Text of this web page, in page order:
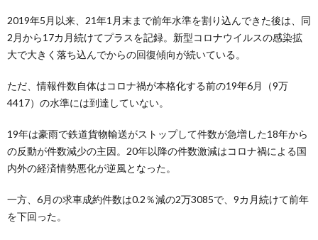
2019年5月以来、21年1月末まで前年水準を割り込んできた後は、同
2月から17カ月続けてプラスを記録。新型コロナウイルスの感染拡
大で大きく落ち込んでからの回復傾向が続いている。
ただ、情報件数自体はコロナ禍が本格化する前の19年6月（9万
4417）の水準には到達していない。
19年は豪雨で鉄道貨物輸送がストップして件数が急増した18年から
の反動が件数減少の主因。20年以降の件数激減はコロナ禍による国
内外の経済情勢悪化が逆風となった。
一方、6月の求車成約件数は0.2％減の2万3085で、9カ月続けて前年
を下回った。